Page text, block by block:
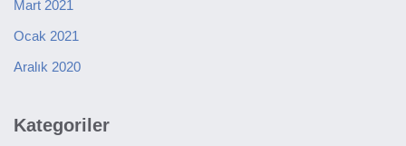
Mart 2021
Ocak 2021
Aralık 2020
Kategoriler